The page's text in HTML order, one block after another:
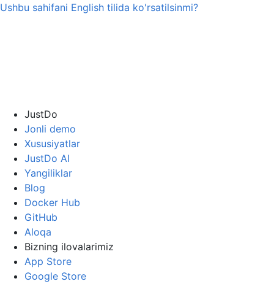
Ushbu sahifani English tilida ko'rsatilsinmi?
JustDo
Jonli demo
Xususiyatlar
JustDo AI
Yangiliklar
Blog
Docker Hub
GitHub
Aloqa
Bizning ilovalarimiz
App Store
Google Store